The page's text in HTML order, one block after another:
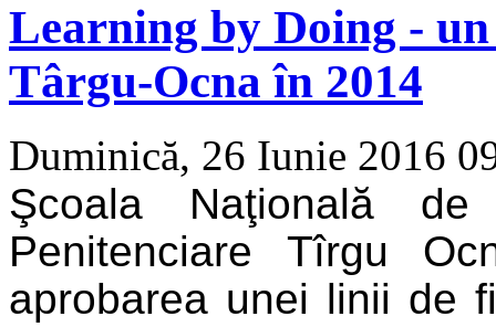
Learning by Doing -
Târgu-Ocna în 2014
Duminică, 26 Iunie 2016
Şcoala Naţională
Penitenciare Tîrgu
aprobarea unei linii de